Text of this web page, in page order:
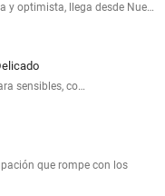
y optimista, llega desde Nue…
sensibles, co…
que rompe con los